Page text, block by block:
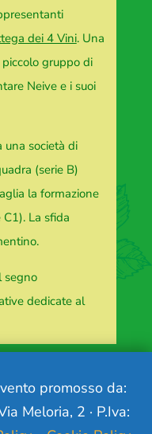
dei 4 Vini. Una
gruppo di
Neive e i suoi
una società di
(serie B)
la formazione
La sfida
segno
dedicate al
promosso da:
Meloria, 2 · P.Iva: